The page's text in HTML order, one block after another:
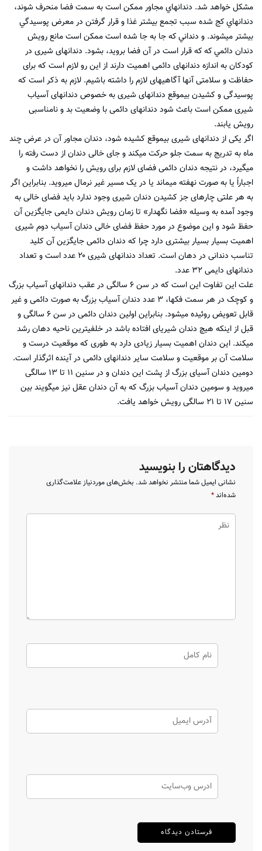
مشكل خواهد شد. دندانهاي مجاور ممكن است به سمت فضا منحرف شوند،
دندانهاي كج شده سبب تجمع بيشتر غذا و قرار گرفتن در معرض پوسيدگي
بيشتر مي‏شوند. و دنداني كه جا به جا شده است ممكن است مانع رويش
دندان دائمي كه كه قرار است در آن فضا برويد، بشود. دندان‏های شیری در
کودکان به اندازه دندان‏های دائمی اهمیت دارند از این رو لازم است که برای
حفاظت و سلامتی آنها آگاهی‏های لازم را داشته باشیم. لازم به ذکر است که
پوسیدگی و کشیدن بی‏موقع دندان‏های شیری به خصوص دندان‏های آسیاب
شیری ممکن است باعث شود دندان‏های دائمی با وضعیت بد و نامناسبی
رویش یابند.
اگر یکی از دندان‏های شیری بی‏موقع کشیده شود، دندان مجاور آن در عرض چند
ماه به تدریج به سمت جلو حرکت می‏کند و جای خالی دندان از دست رفته را
می‏گیرد، در نتیجه دندان دائمی فضای لازم برای رویش را نخواهد داشت و
اجباراً یا به صورت نهفته می‏ماند یا در یک مسیر غیر نرمال می‏روید. بنابراین اگر
به هر علتی چاره‏ای جز کشیدن دندان شیری وجود ندارد باید فضای خالی به
وجود آمده به وسیله «فضا نگهدار» تا زمان رویش دندان دایمی جایگزین آن
حفظ شود و این موضوع در مورد حفظ فضای خالی دندان آسیاب دوم شیری
اهمیت بسیار بسیار بیشتری دارد چرا که دندان دائمی جایگزین آن کلید
تناسب دندانی در دهان است. تعداد دندان‏های شیری ۲۰ عدد است و تعداد
دندان‏های دایمی ۳۲ عدد.
علت این تفاوت این است که در سن ۶ سالگی در عقب دندان‏های آسیاب بزرگ
و کوچک در هر سمت فک‏ها، ۳ عدد دندان آسیاب بزرگ به صورت دائمی و غیر
قابل تعویض روئیده می‏شود. بنابراین اولین دندان دائمی در سن ۶ سالگی و
قبل از اینکه هیچ دندان شیری‏ای افتاده باشد در خلفی‏ترین ناحیه دهان رشد
می‏کند. این دندان اهمیت بسیار زیادی دارد به طوری که موقعیت درست و
سلامت آن بر موقعیت و سلامت سایر دندان‏های دائمی در آینده اثرگذار است.
دومین دندان آسیای بزرگ از پشت این دندان و در سنین ۱۱ تا ۱۳ سالگی
می‏روید و سومین دندان آسیاب بزرگ که به آن دندان عقل نیز می‏گویند بین
سنین ۱۷ تا ۲۱ سالگی رویش خواهد یافت.
دیدگاهتان را بنویسید
نشانی ایمیل شما منتشر نخواهد شد. بخش‌های موردنیاز علامت‌گذاری
شده‌اند*